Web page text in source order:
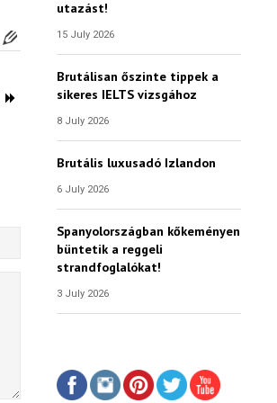
utazást!
15 July 2026
Brutálisan őszinte tippek a
sikeres IELTS vizsgához
8 July 2026
Brutális luxusadó Izlandon
6 July 2026
Spanyolországban kőkeményen
büntetik a reggeli
strandfoglalókat!
3 July 2026